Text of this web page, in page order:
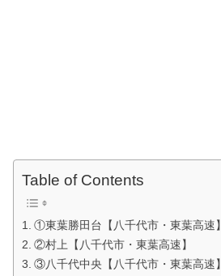
Table of Contents
①東葉勝田台【八千代市・東葉高速】
②村上【八千代市・東葉高速】
③八千代中央【八千代市・東葉高速】